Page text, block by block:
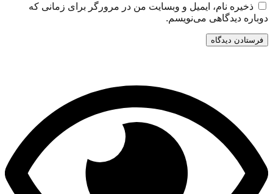
ذخیره نام، ایمیل و وبسایت من در مرورگر برای زمانی که
دوباره دیدگاهی می‌نویسم.